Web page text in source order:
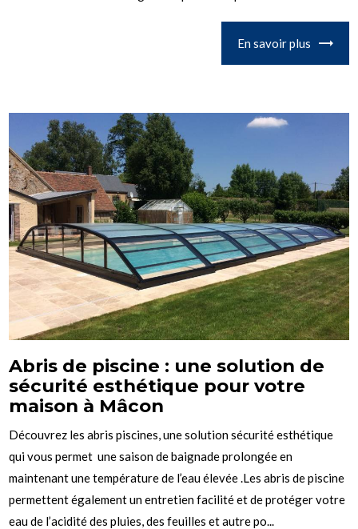
En savoir plus
Abris de piscine : une solution de
sécurité esthétique pour votre
maison à Mâcon
Découvrez les abris piscines, une solution sécurité esthétique
qui vous permet une saison de baignade prolongée en
maintenant une température de l’eau élevée .Les abris de piscine
permettent également un entretien facilité et de protéger votre
eau de l’acidité des pluies, des feuilles et autre po...